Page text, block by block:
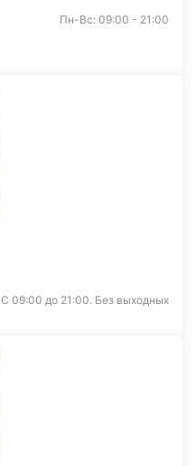
Пн-Вс: 09:00 - 21:00
С 09:00 до 21:00. Без выходных